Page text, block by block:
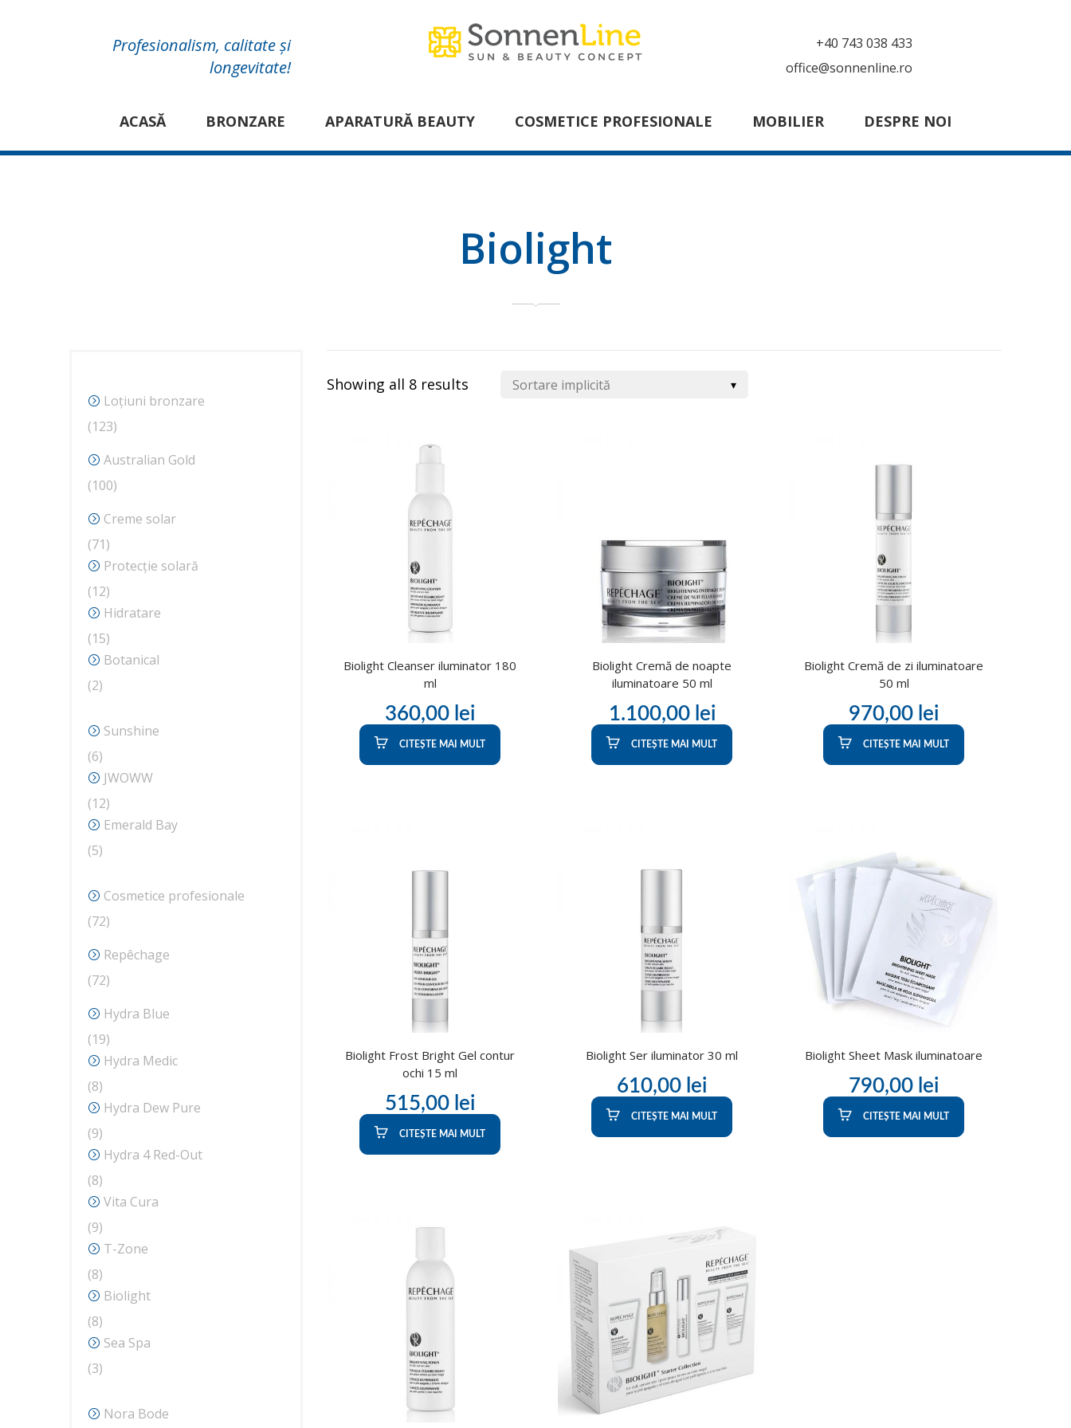
Profesionalism, calitate și
longevitate!
+40 743 038 433
office@sonnenline.ro
ACASĂ BRONZARE APARATURĂ BEAUTY COSMETICE PROFESIONALE MOBILIER DESPRE NOI
Biolight
Loțiuni bronzare
123123
produse
Australian Gold
100100
produse
Creme solar
7171
de
produse
Protecție solară
1212
produse
Hidratare
1515
produse
Botanical
22
Sunshine
66
produse
JWOWW
1212
produse
Emerald Bay
55
Cosmetice profesionale
7272
produse
Repêchage
7272
produse
Hydra Blue
1919
produse
Hydra Medic
88
produse
Hydra Dew Pure
99
produse
Hydra 4 Red-Out
88
produse
Vita Cura
99
produse
T-Zone
88
produse
Biolight
88
produse
Sea Spa
33
Nora Bode
Showing all 8 results
Biolight Cleanser iluminator 180
ml
360,00 lei
CITEȘTE MAI MULT
Biolight Cremă de noapte
iluminatoare 50 ml
1.100,00 lei
CITEȘTE MAI MULT
Biolight Cremă de zi iluminatoare
50 ml
970,00 lei
CITEȘTE MAI MULT
Biolight Frost Bright Gel contur
ochi 15 ml
515,00 lei
CITEȘTE MAI MULT
Biolight Ser iluminator 30 ml
610,00 lei
CITEȘTE MAI MULT
Biolight Sheet Mask iluminatoare
790,00 lei
CITEȘTE MAI MULT